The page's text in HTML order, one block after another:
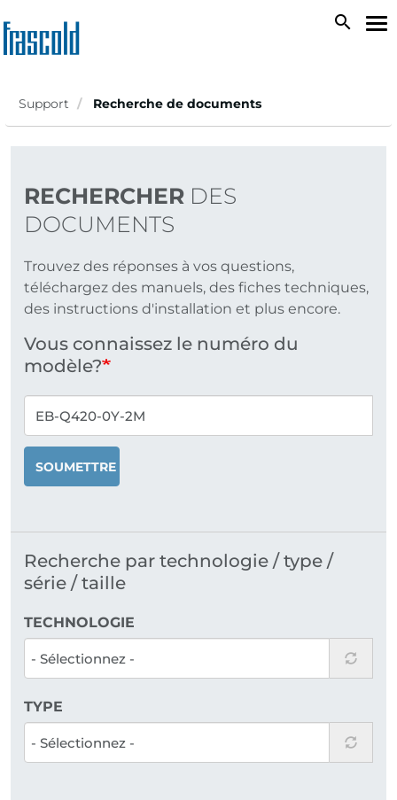
au
contenu
search
Support Recherche de documents
RECHERCHER DES
DOCUMENTS
Trouvez des réponses à vos questions,
téléchargez des manuels, des fiches techniques,
des instructions d'installation et plus encore.
Vous connaissez le numéro du
modèle?
SOUMETTRE
Recherche par technologie / type /
série / taille
TECHNOLOGIE
TYPE